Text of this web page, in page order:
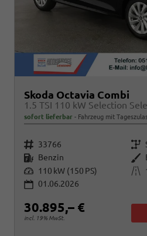
Skoda Octavia Combi
sofort lieferbar Fahrzeug mit
Fahrzeugnr. 33766 Getriebe
Kraftstoff Benzin Außenfarbe
Leistung 110 kW (150 PS) Kilometerstand
01.06.2026
30.895,– €
incl. 19% MwSt.